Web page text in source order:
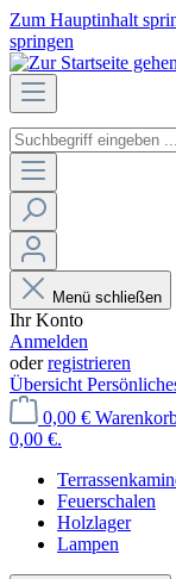
Zum Hauptinhalt
springen
Menü schließen
Ihr Konto
Anmelden
oderregistrieren
Übersicht
0,00 €
0,00 €.
Feuerschalen
Holzlager
Lampen